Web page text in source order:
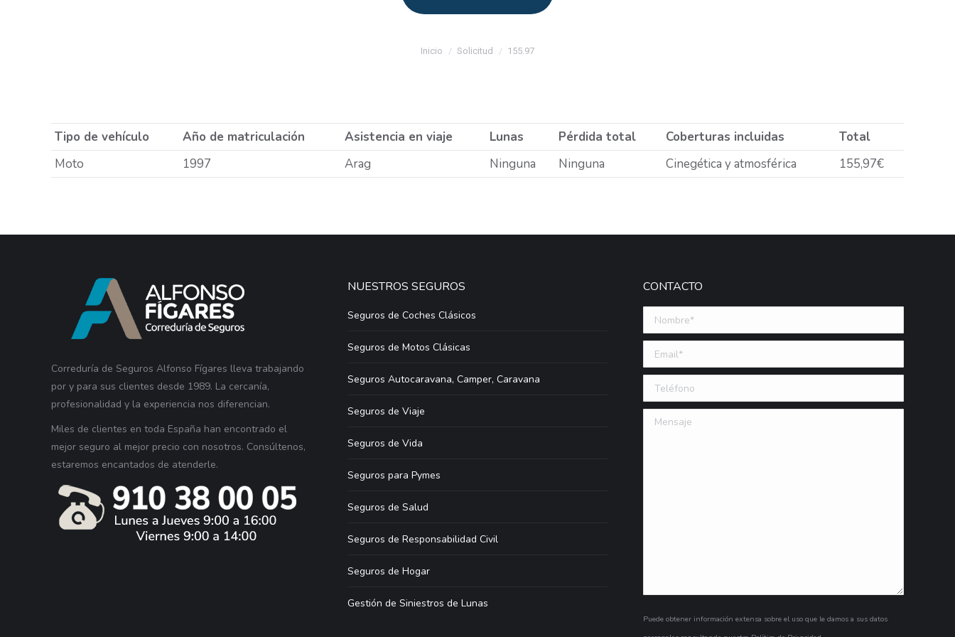
Estás aquí:
Inicio Solicitud 155.97
Tipo de vehículo Año de matriculación Asistencia en viaje Lunas Pérdida total Coberturas incluidas
Total
Moto
1997 Arag Ninguna Ninguna Cinegética y atmosférica 155,97€
Correduría de Seguros Alfonso Fígares lleva trabajando
por y para sus clientes desde 1989. La cercanía,
profesionalidad y la experiencia nos diferencian.
Miles de clientes en toda España han encontrado el
mejor seguro al mejor precio con nosotros. Consúltenos,
estaremos encantados de atenderle.
NUESTROS SEGUROS
Seguros de Coches Clásicos
Seguros de Motos Clásicas
Seguros Autocaravana, Camper, Caravana
Seguros de Viaje
Seguros de Vida
Seguros para Pymes
Seguros de Salud
Seguros de Responsabilidad Civil
Seguros de Hogar
Gestión de Siniestros de Lunas
CONTACTO
Nombre *
Email (requerido)
Teléfono
Mensaje
Puede obtener información extensa sobre el uso que le damos a sus datos